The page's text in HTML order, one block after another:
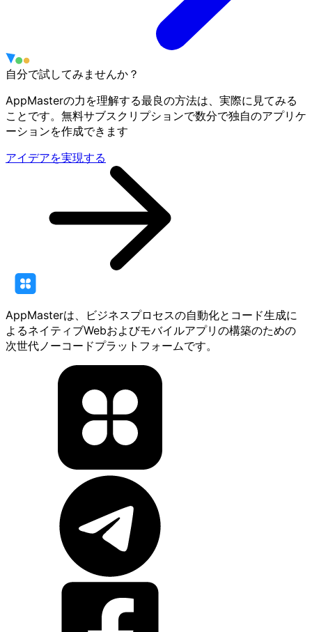
自分で試してみませんか？
AppMasterの力を理解する最良の方法は、実際に見てみる
ことです。無料サブスクリプションで数分で独自のアプリケ
ーションを作成できます
アイデアを実現する
AppMasterは、ビジネスプロセスの自動化とコード生成に
よるネイティブWebおよびモバイルアプリの構築のための
次世代ノーコードプラットフォームです。